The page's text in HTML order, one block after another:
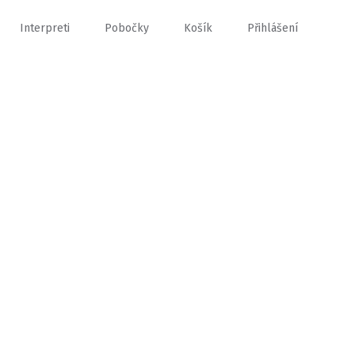
Interpreti Pobočky Košík Přihlášení